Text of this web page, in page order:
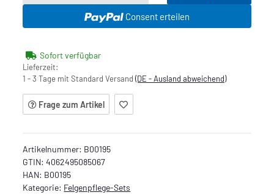
Consent erteilen
Sofort verfügbar
Lieferzeit:
1 - 3 Tage mit Standard Versand(DE - Ausland abweichend)
Frage zum Artikel
Artikelnummer: B00195
GTIN: 4062495085067
HAN: B00195
Kategorie: Felgenpflege-Sets